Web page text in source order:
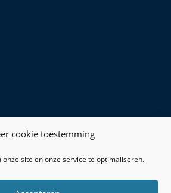
cookie toestemming
site en onze service te optimaliseren.